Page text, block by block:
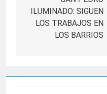
entradas
ILUMINADO: SIGUEN
LOS TRABAJOS EN
LOS BARRIOS